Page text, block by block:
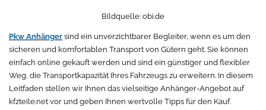
Bildquelle: obi.de
Pkw Anhänger sind ein unverzichtbarer Begleiter, wenn es um den
sicheren und komfortablen Transport von Gütern geht. Sie können
einfach online gekauft werden und sind ein günstiger und flexibler
Weg, die Transportkapazität Ihres Fahrzeugs zu erweitern. In diesem
Leitfaden stellen wir Ihnen das vielseitige Anhänger-Angebot auf
kfzteile.net vor und geben Ihnen wertvolle Tipps für den Kauf.